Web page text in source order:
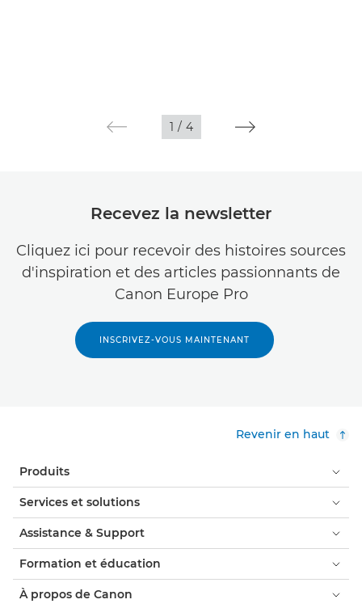
1 / 4
Recevez la newsletter
Cliquez ici pour recevoir des histoires sources
d'inspiration et des articles passionnants de
Canon Europe Pro
INSCRIVEZ-VOUS MAINTENANT
Revenir en haut
Produits
Services et solutions
Assistance & Support
Formation et éducation
À propos de Canon